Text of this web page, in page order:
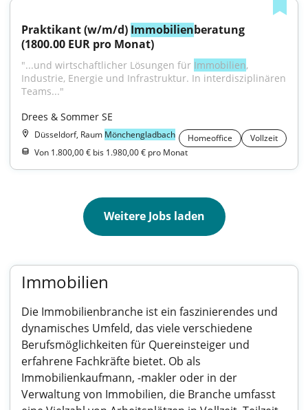
Praktikant (w/m/d) Immobilienberatung
(1800.00 EUR pro Monat)
"...und wirtschaftlicher Lösungen für Immobilien,
Industrie, Energie und Infrastruktur. In interdisziplinären
Teams..."
Drees & Sommer SE
Düsseldorf, Raum Mönchengladbach Homeoffice
Vollzeit
Von 1.800,00 € bis 1.980,00 € pro Monat
Weitere Jobs laden
Immobilien
Die Immobilienbranche ist ein faszinierendes und
dynamisches Umfeld, das viele verschiedene
Berufsmöglichkeiten für Quereinsteiger und
erfahrene Fachkräfte bietet. Ob als
Immobilienkaufmann, -makler oder in der
Verwaltung von Immobilien, die Branche umfasst